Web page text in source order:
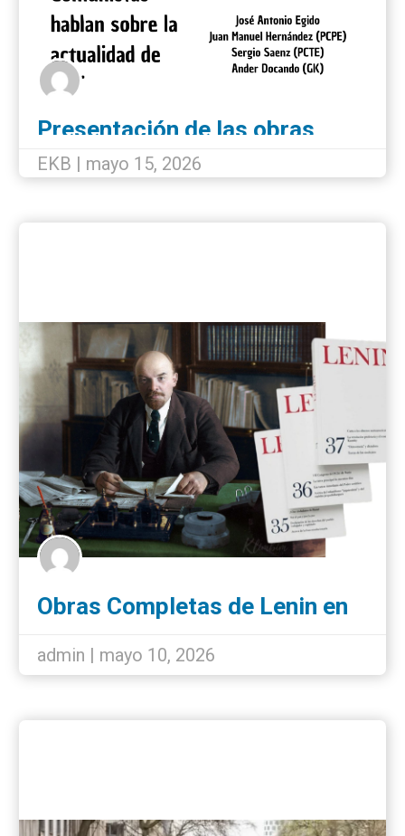
Presentación de las obras
completas de Lenin en Bilbao
EKB | mayo 15, 2026
Obras Completas de Lenin en
de 55 tomos
admin | mayo 10, 2026